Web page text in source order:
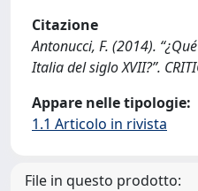
Citazione
Antonucci, F. (2014).
Italia del siglo XVII?”.
Appare nelle tipologie:
1.1 Articolo in rivista
File in questo prodotto: